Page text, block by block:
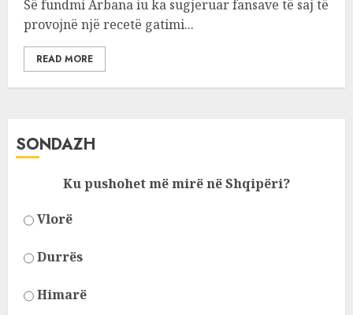
Së fundmi Arbana iu ka sugjeruar fansave të saj të
provojnë një recetë gatimi...
READ MORE
SONDAZH
Ku pushohet më mirë në Shqipëri?
Vlorë
Durrës
Himarë